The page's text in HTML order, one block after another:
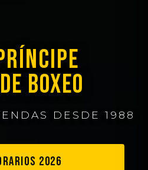
BOXEO
DESDE 1988
2026